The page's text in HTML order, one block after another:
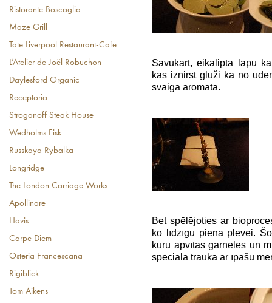
Ristorante Boscaglia
Maze Grill
Tate Liverpool Restaurant-Cafe
L’Atelier de Joël Robuchon
Daylesford Organic
Receptoria
Stroganoff Steak House
Wedholms Fisk
Russkaya Rybalka
Longridge
The London Carriage Works
Apollinare
Havis
Carpe Diem
Osteria Francescana
Rigiblick
Tom Aikens
Savukārt, eikalipta lapu
kas iznirst gluži kā no
svaigā aromāta.
Bet spēlējoties ar
ko līdzīgu piena plēvei.
kuru apvītas garneles un
speciālā traukā ar īpašu